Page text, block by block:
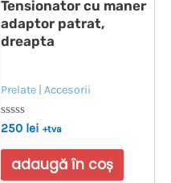
Tensionator cu maner
adaptor patrat,
dreapta
Prelate | Accesorii
Evaluat
0
din
250 lei +tva
adaugă în coș